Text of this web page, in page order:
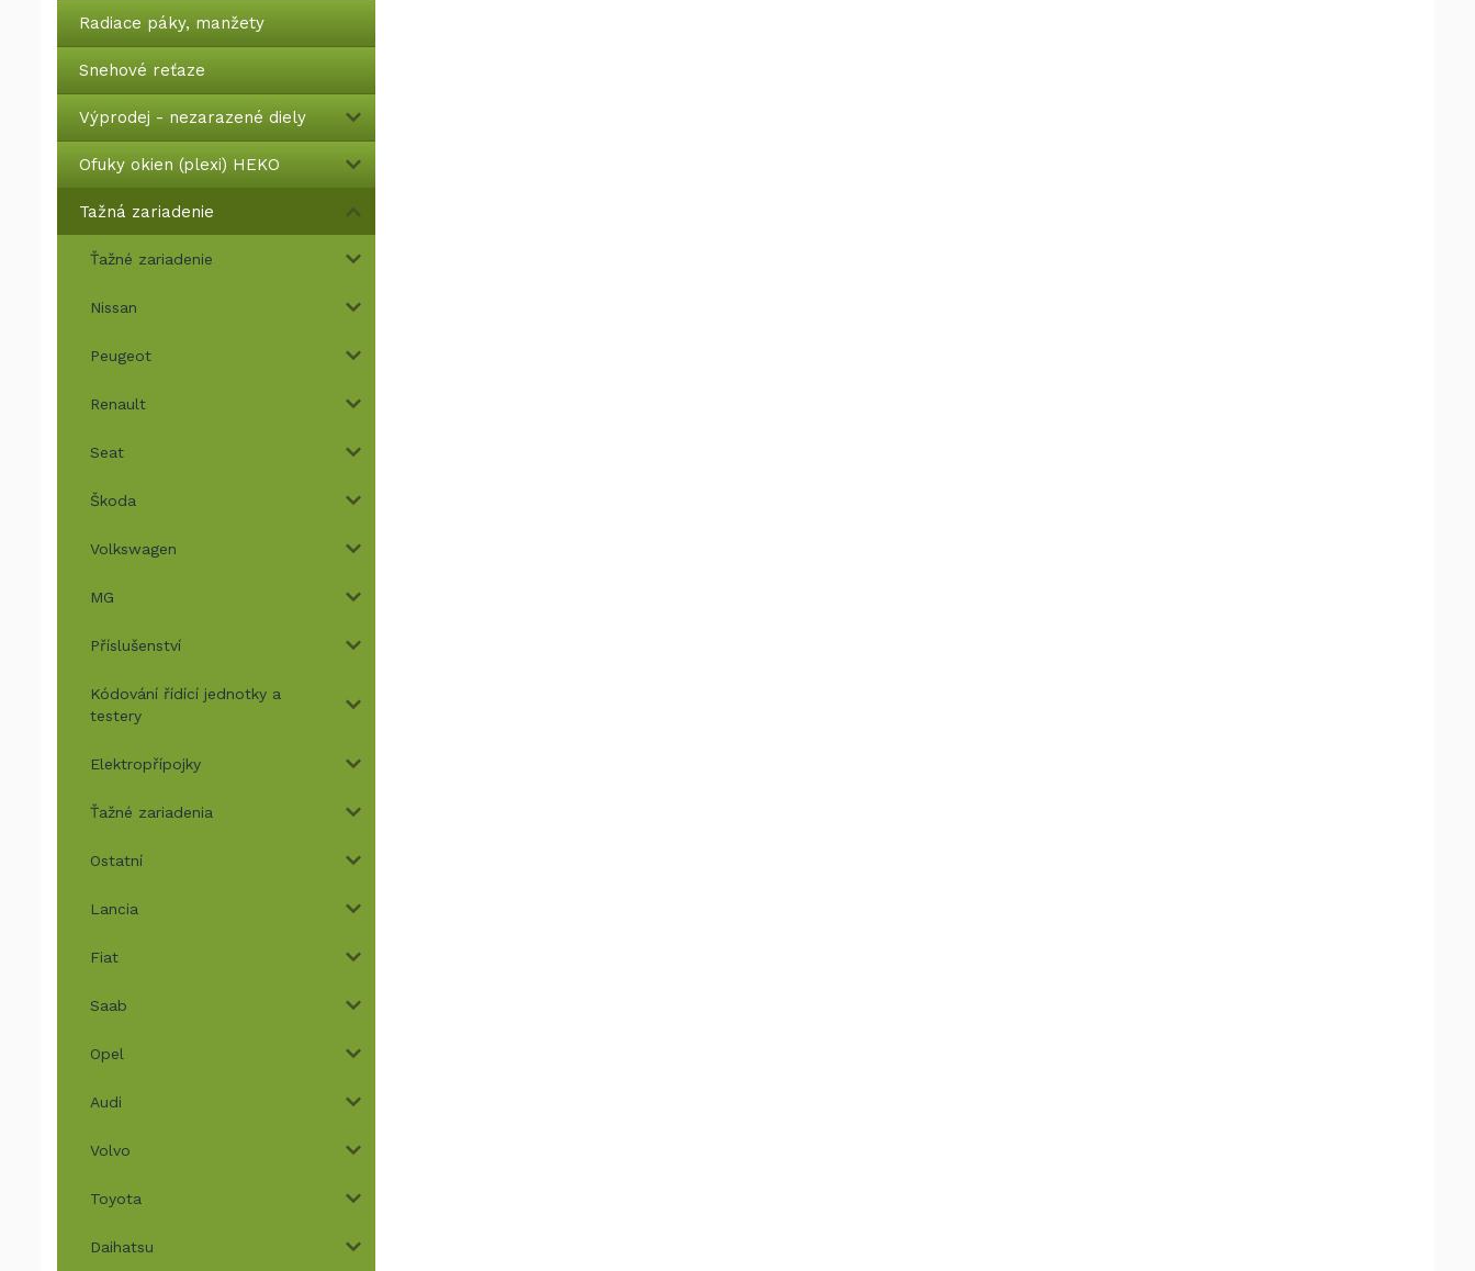
Radiace páky, manžety
Snehové reťaze
Výprodej - nezarazené diely
Ofuky okien (plexi) HEKO
Tažná zariadenie
Ťažné zariadenie
Nissan
Peugeot
Renault
Seat
Škoda
Volkswagen
MG
Příslušenství
Kódování řídící jednotky a
testery
Elektropřípojky
Ťažné zariadenia
Ostatní
Lancia
Fiat
Saab
Opel
Audi
Volvo
Toyota
Daihatsu